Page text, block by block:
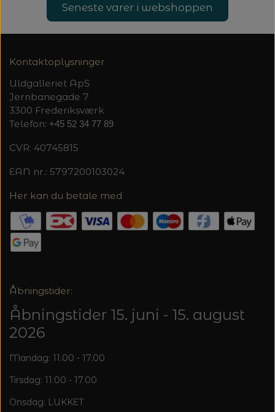
TRYKLÅSE
Seneste varer i webshoppen
Kontaktoplysninger
Uldgalleriet ApS
Jernbanegade 7
3300 Frederiksværk
Telefon: +45 52 34 77 89
CVR: 40745815
EAN nr.: 5797200103024
Her kan du betale med
Åbningstider:
Åbningstider 15. juni - 15. august
2026
Mandag: 11.00 - 17.00
Tirsdag: 11.00 - 17.00
Onsdag: LUKKET